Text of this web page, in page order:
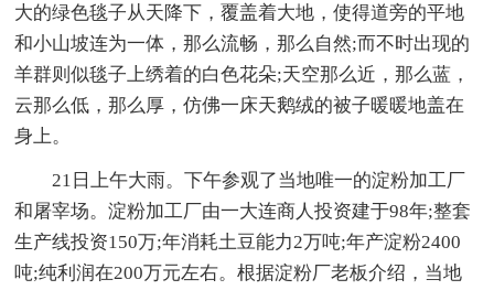
大的绿色毯子从天降下，覆盖着大地，使得道旁的平地
和小山坡连为一体，那么流畅，那么自然;而不时出现的
羊群则似毯子上绣着的白色花朵;天空那么近，那么蓝，
云那么低，那么厚，仿佛一床天鹅绒的被子暖暖地盖在
身上。
21日上午大雨。下午参观了当地唯一的淀粉加工厂
和屠宰场。淀粉加工厂由一大连商人投资建于98年;整套
生产线投资150万;年消耗土豆能力2万吨;年产淀粉2400
吨;纯利润在200万元左右。根据淀粉厂老板介绍，当地